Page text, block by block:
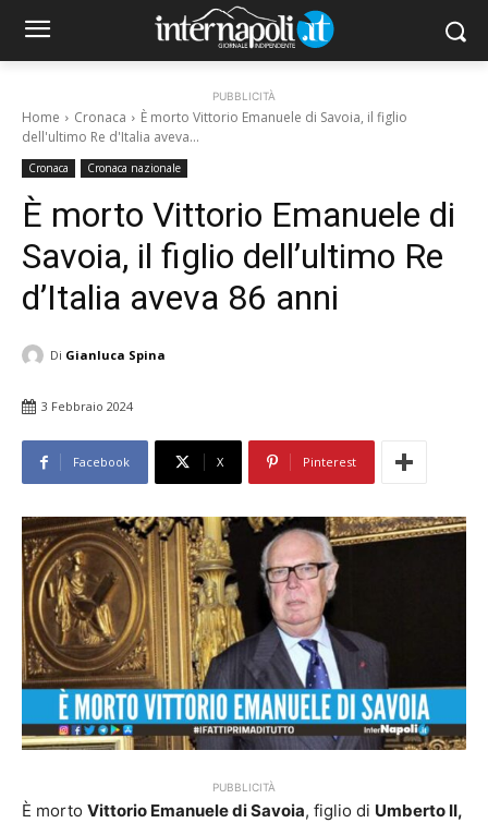
PUBBLICITÀ
Home Cronaca
È morto Vittorio Emanuele di Savoia, il figlio
dell'ultimo Re d'Italia aveva...
Cronaca Cronaca nazionale
È morto Vittorio Emanuele di
Savoia, il figlio dell’ultimo Re
d’Italia aveva 86 anni
Di Gianluca Spina
3 Febbraio 2024
Facebook X Pinterest
PUBBLICITÀ
È morto Vittorio Emanuele di Savoia, figlio di Umberto II,